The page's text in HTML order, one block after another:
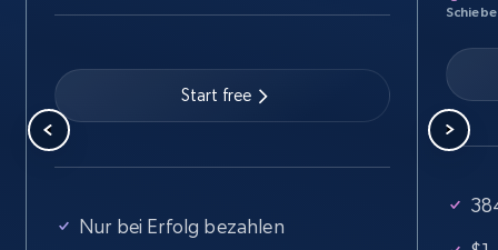
Start free
Nur bei Erfolg bezahlen